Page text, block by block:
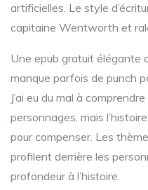
artificielles. Le style
capitaine Wentworth et
Une epub gratuit élégante
manque parfois de punch
J’ai eu du mal à
personnages, mais
pour compenser. Les
profilent derrière les
profondeur à l’histoire.